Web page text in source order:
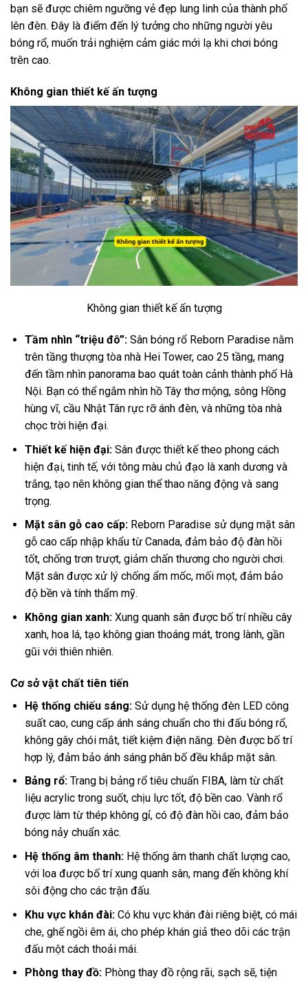
bạn sẽ được chiêm ngưỡng vẻ đẹp lung linh của thành phố
lên đèn. Đây là điểm đến lý tưởng cho những người yêu
bóng rổ, muốn trải nghiệm cảm giác mới lạ khi chơi bóng
trên cao.
Không gian thiết kế ấn tượng
Không gian thiết kế ấn tượng
Tầm nhìn “triệu đô”:Sân bóng rổ Reborn Paradise nằm
trên tầng thượng tòa nhà Hei Tower, cao 25 tầng, mang
đến tầm nhìn panorama bao quát toàn cảnh thành phố Hà
Nội. Bạn có thể ngắm nhìn hồ Tây thơ mộng, sông Hồng
hùng vĩ, cầu Nhật Tân rực rỡ ánh đèn, và những tòa nhà
chọc trời hiện đại.
Thiết kế hiện đại:Sân được thiết kế theo phong cách
hiện đại, tinh tế, với tông màu chủ đạo là xanh dương và
trắng, tạo nên không gian thể thao năng động và sang
trọng.
Mặt sân gỗ cao cấp:Reborn Paradise sử dụng mặt sân
gỗ cao cấp nhập khẩu từ Canada, đảm bảo độ đàn hồi
tốt, chống trơn trượt, giảm chấn thương cho người chơi.
Mặt sân được xử lý chống ẩm mốc, mối mọt, đảm bảo
độ bền và tính thẩm mỹ.
Không gian xanh:Xung quanh sân được bố trí nhiều cây
xanh, hoa lá, tạo không gian thoáng mát, trong lành, gần
gũi với thiên nhiên.
Cơ sở vật chất tiên tiến
Hệ thống chiếu sáng:Sử dụng hệ thống đèn LED công
suất cao, cung cấp ánh sáng chuẩn cho thi đấu bóng rổ,
không gây chói mắt, tiết kiệm điện năng. Đèn được bố trí
hợp lý, đảm bảo ánh sáng phân bố đều khắp mặt sân.
Bảng rổ:Trang bị bảng rổ tiêu chuẩn FIBA, làm từ chất
liệu acrylic trong suốt, chịu lực tốt, độ bền cao. Vành rổ
được làm từ thép không gỉ, có độ đàn hồi cao, đảm bảo
bóng nảy chuẩn xác.
Hệ thống âm thanh:Hệ thống âm thanh chất lượng cao,
với loa được bố trí xung quanh sân, mang đến không khí
sôi động cho các trận đấu.
Khu vực khán đài:Có khu vực khán đài riêng biệt, có mái
che, ghế ngồi êm ái, cho phép khán giả theo dõi các trận
đấu một cách thoải mái.
Phòng thay đồ:Phòng thay đồ rộng rãi, sạch sẽ, tiện